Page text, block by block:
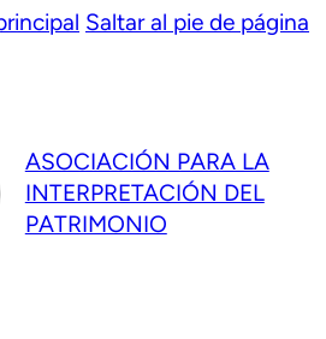
Saltar al pie de página
ASOCIACIÓN PARA LA
INTERPRETACIÓN DEL
PATRIMONIO